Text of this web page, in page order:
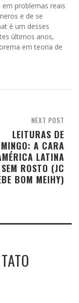
problemas reais
e de se
é um desses
últimos anos,
em teoria de
NEXT POST
LEITURAS DE
A CARA
LATINA
SEM ROSTO (JC
BOM MEIHY)